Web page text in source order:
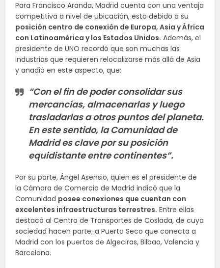
Para Francisco Aranda, Madrid cuenta con una ventaja
competitiva a nivel de ubicación, esto debido a su
posición centro de conexión de Europa, Asia y África
con Latinoamérica y los Estados Unidos. Además, el
presidente de UNO recordó que son muchas las
industrias que requieren relocalizarse más allá de Asia
y añadió en este aspecto, que:
“Con el fin de poder consolidar sus
mercancías, almacenarlas y luego
trasladarlas a otros puntos del planeta.
En este sentido, la Comunidad de
Madrid es clave por su posición
equidistante entre continentes”.
Por su parte, Ángel Asensio, quien es el presidente de
la Cámara de Comercio de Madrid indicó que la
Comunidad posee conexiones que cuentan con
excelentes infraestructuras terrestres. Entre ellas
destacó al Centro de Transportes de Coslada, de cuya
sociedad hacen parte; a Puerto Seco que conecta a
Madrid con los puertos de Algeciras, Bilbao, Valencia y
Barcelona.